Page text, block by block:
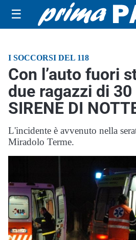
☰
I SOCCORSI DEL 118
Con l’auto fuori
due ragazzi di 30
SIRENE DI
L'incidente è avvenuto nella
Miradolo Terme.